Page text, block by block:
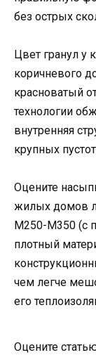
без острых
Цвет гранул у
коричневого
красноватый
технологии
внутренняя
крупных
Оцените
жилых домов
М250-М350 (с
плотный
чем легче
его
Оцените